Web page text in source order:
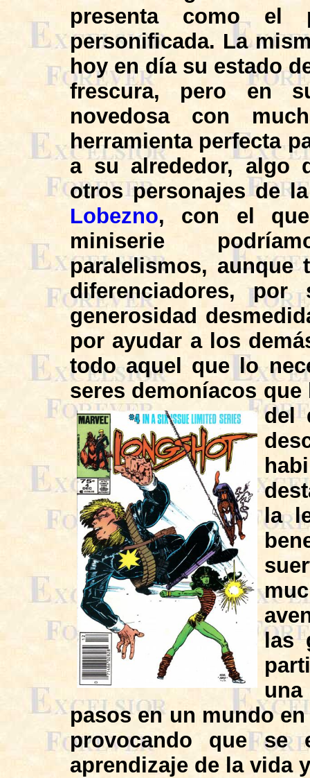
presenta como el
personificada. La
hoy en día su estado
frescura, pero en
novedosa con
herramienta perfecta
a su alrededor, algo
otros personajes de
Lobezno, con el
miniserie
paralelismos, aunque
diferenciadores,
generosidad
por ayudar a los
todo aquel que lo
seres demoníacos
del
la
las
pasos en un mundo
provocando que se
aprendizaje de la vida